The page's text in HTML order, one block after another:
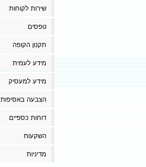
שירות לקוחות
טפסים
תקנון הקופה
מידע לעמית
מידע למעסיק
הצבעה באסיפות
דוחות כספיים
השקעות
מדיניות